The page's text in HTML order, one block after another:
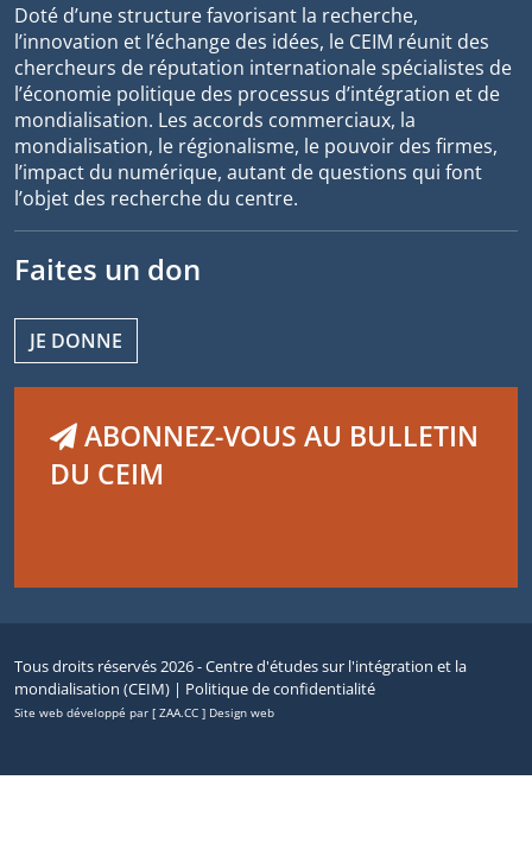
Doté d’une structure favorisant la recherche,
l’innovation et l’échange des idées, le CEIM réunit des
chercheurs de réputation internationale spécialistes de
l’économie politique des processus d’intégration et de
mondialisation. Les accords commerciaux, la
mondialisation, le régionalisme, le pouvoir des firmes,
l’impact du numérique, autant de questions qui font
l’objet des recherche du centre.
Faites un don
JE DONNE
ABONNEZ-VOUS AU BULLETIN
DU CEIM
Tous droits réservés 2026 - Centre d'études sur l'intégration et la
mondialisation (CEIM) | Politique de confidentialité
Site web développé par [ ZAA.CC ] Design web